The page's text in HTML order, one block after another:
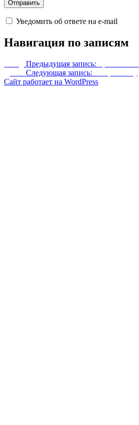
Уведомить об ответе на e-mail
Навигация по записям
Предыдущая запись:
Следующая запись:
Сайт работает на WordPress